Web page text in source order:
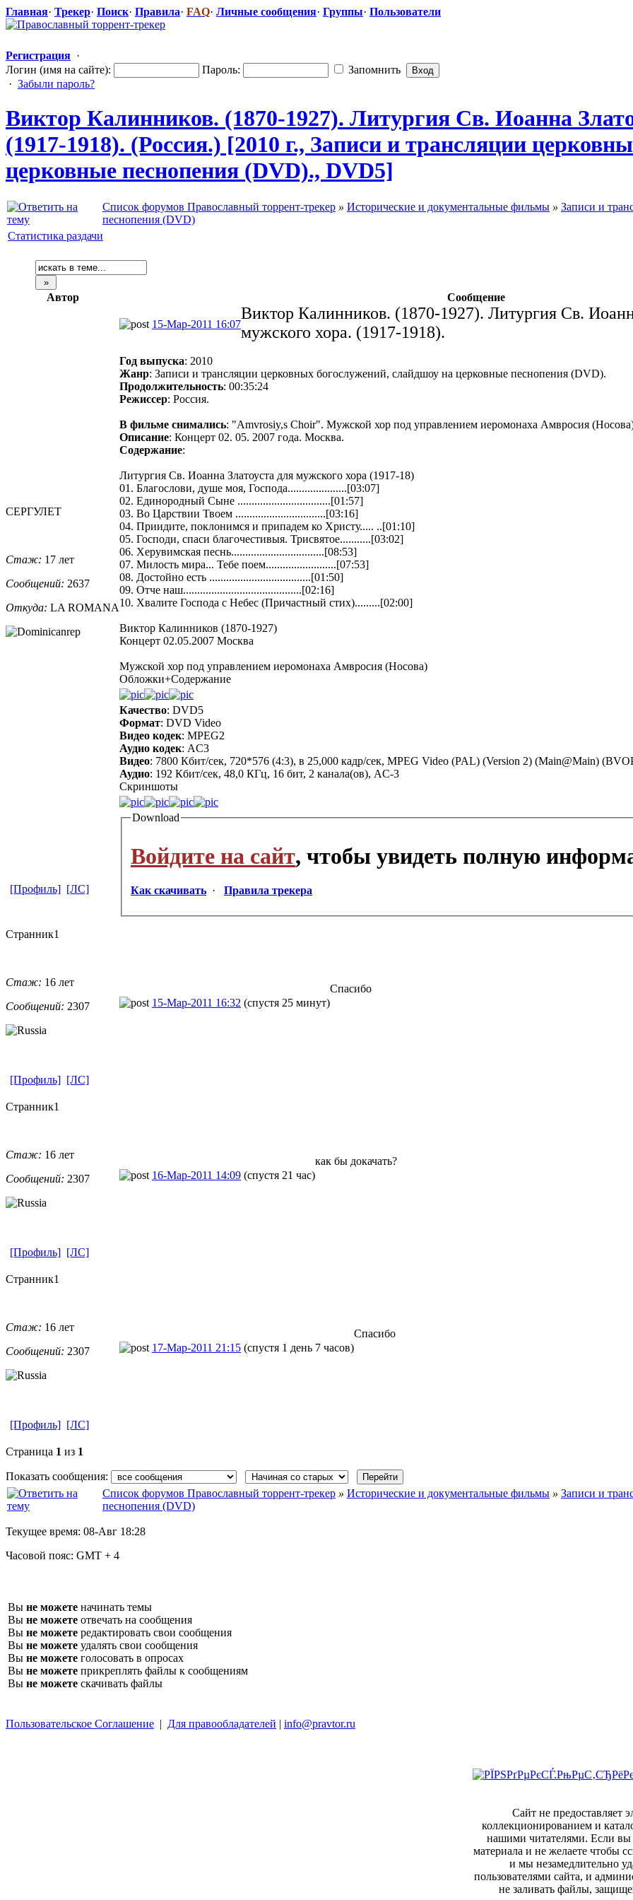
Главная· Трекер· Поиск· Правила· FAQ· Личные сообщения· Группы· Пользователи
Регистрация ·
Логин (имя на сайте):
Пароль:
Запомнить
· Забыли пароль?
Виктор Калинников. (1870-1927). Литургия Св. Иоанна
(1917-1918). (Россия.) [2010 г., Записи и трансляции
церковные песнопения (DVD)., DVD5]
Список форумов Православный торрент-трекер » Исторические и документальные фильмы » Записи и
песнопения (DVD)
Статистика раздачи
Автор Сообщение
СЕРГУЛЕТ
Стаж: 17 лет
Сообщений: 2637
Откуда: LA ROMANA
15-Мар-2011 16:07
Виктор Калинников. (1870-1927). Литургия Св.
мужского хора. (1917-1918).
Год выпуска: 2010
Жанр: Записи и трансляции церковных богослужений, слайдшоу на церковные песнопения (DVD).
Продолжительность: 00:35:24
Режиссер: Россия.
В фильме снимались: "Amvrosiy,s Choir". Мужской хор под управлением иеромонаха Амвросия
Описание: Концерт 02. 05. 2007 года. Москва.
Содержание:
Литургия Св. Иоанна Златоуста для мужского хора (1917-18)
01. Благослови, душе моя, Господа.....................[03:07]
02. Единородный Сыне .................................[01:57]
03. Во Царствии Твоем ................................[03:16]
04. Приидите, поклонимся и припадем ко Христу..... ..[01:10]
05. Господи, спаси благочестивыя. Трисвятое...........[03:02]
06. Херувимская песнь.................................[08:53]
07. Милость мира... Тебе поем.........................[07:53]
08. Достойно есть ....................................[01:50]
09. Отче наш..........................................[02:16]
10. Хвалите Господа с Небес (Причастный стих).........[02:00]
Виктор Калинников (1870-1927)
Концерт 02.05.2007 Москва
Мужской хор под управлением иеромонаха Амвросия (Носова)
Обложки+Содержание
Качество: DVD5
Формат: DVD Video
Видео кодек: MPEG2
Аудио кодек: AC3
Видео: 7800 Кбит/сек, 720*576 (4:3), в 25,000 кадр/сек, MPEG Video (PAL) (Version 2) (Main@Main)
Аудио: 192 Кбит/сек, 48,0 КГц, 16 бит, 2 канала(ов), AC-3
Cкриншоты
Download
Войдите на сайт, чтобы увидеть полную
Как скачивать · Правила трекера
[Профиль] [ЛС]
Странник1
Стаж: 16 лет
Сообщений: 2307 15-Мар-2011 16:32 (спустя 25 минут)
Спасибо
[Профиль] [ЛС]
Странник1
Стаж: 16 лет
Сообщений: 2307 16-Мар-2011 14:09 (спустя 21 час)
как бы докачать?
[Профиль] [ЛС]
Странник1
Стаж: 16 лет
Сообщений: 2307 17-Мар-2011 21:15 (спустя 1 день 7 часов)
Спасибо
[Профиль] [ЛС]
Страница 1 из 1
Показать сообщения:
Список форумов Православный торрент-трекер » Исторические и документальные фильмы » Записи и
песнопения (DVD)
Текущее время: 08-Авг 18:28
Часовой пояс: GMT + 4
Вы не можете начинать темы
Вы не можете отвечать на сообщения
Вы не можете редактировать свои сообщения
Вы не можете удалять свои сообщения
Вы не можете голосовать в опросах
Вы не можете прикреплять файлы к сообщениям
Вы не можете скачивать файлы
Пользовательское Соглашение | Для правообладателей | info@pravtor.ru
Сайт не предоставляет
коллекционированием и
нашими читателями. Если вы
материала и не желаете чтобы
и мы незамедлительно
пользователями сайта, и
не заливать файлы,